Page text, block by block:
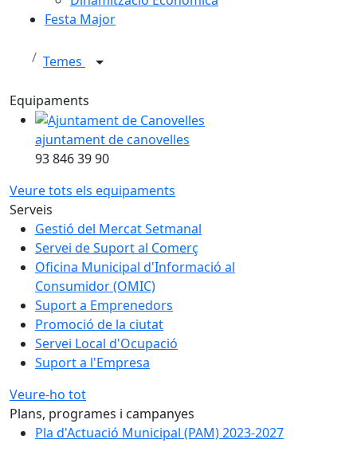
Festa Major
Temes
Equipaments
ajuntament de canovelles
93 846 39 90
Veure tots els equipaments
Serveis
Gestió del Mercat Setmanal
Servei de Suport al Comerç
Oficina Municipal d'Informació al
Consumidor (OMIC)
Suport a Emprenedors
Promoció de la ciutat
Servei Local d'Ocupació
Suport a l'Empresa
Veure-ho tot
Plans, programes i campanyes
Pla d'Actuació Municipal (PAM) 2023-2027